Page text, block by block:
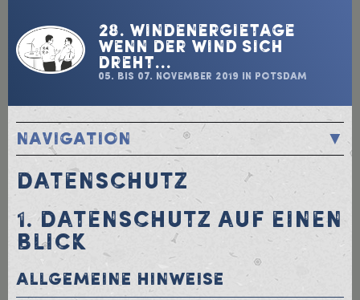
28. Windenergietage
Wenn der Wind sich
dreht…
05. bis 07. November 2019 in Potsdam
Navigation
STARTSEITE / PROGRAMM
ANMELDUNG
STANDPLAN / AUSSTELLER
TEILNEHMERLISTE
ÜBERNACHTUNG
GASTROFÜHRER
DATENSCHUTZ
1. DATENSCHUTZ AUF EINEN
BLICK
Allgemeine Hinweise